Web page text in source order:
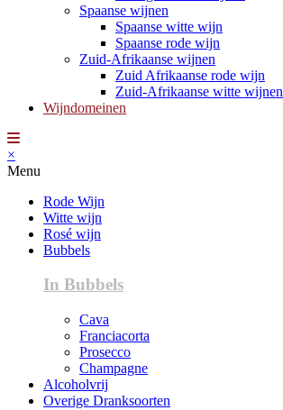
Spaanse wijnen
Spaanse witte wijn
Spaanse rode wijn
Zuid-Afrikaanse wijnen
Zuid Afrikaanse rode wijn
Zuid-Afrikaanse witte wijnen
Wijndomeinen
×
Menu
Rode Wijn
Witte wijn
Rosé wijn
Bubbels
In Bubbels
Cava
Franciacorta
Prosecco
Champagne
Alcoholvrij
Overige Dranksoorten